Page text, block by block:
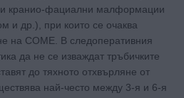
кранио-фациални малформации
и др.), при които се очаква
на COMЕ. В следоперативния
да не се изваждат тръбичките
до тяхното отхвърляне от
най-често между 3-я и 6-я